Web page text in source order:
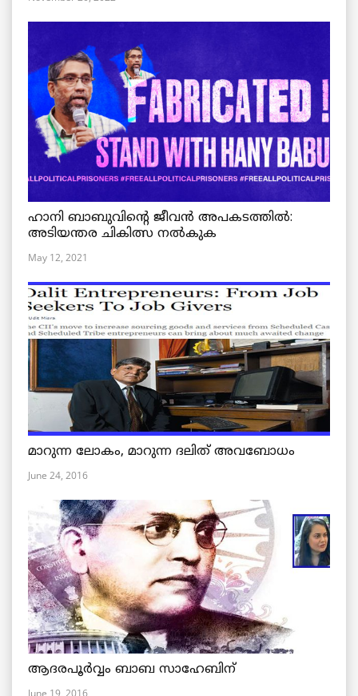
ഹാനി ബാബുവിന്റെ ജീവൻ അപകടത്തിൽ:
അടിയന്തര ചികിത്സ നൽകുക
May 12, 2021
മാറുന്ന ലോകം, മാറുന്ന ദലിത് അവബോധം
June 24, 2016
ആദരപൂര്‍വ്വം ബാബ സാഹേബിന്
June 19, 2016